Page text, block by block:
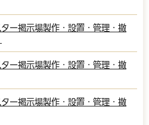
ー掲示場製作・設置・管理・撤
ー掲示場製作・設置・管理・撤
ー掲示場製作・設置・管理・撤